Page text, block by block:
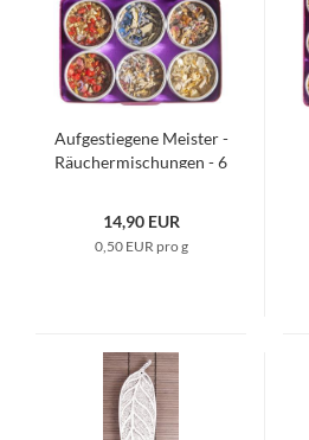
Aufgestiegene Meister -
Räuchermischungen - 6
14,90 EUR
0,50 EUR pro g